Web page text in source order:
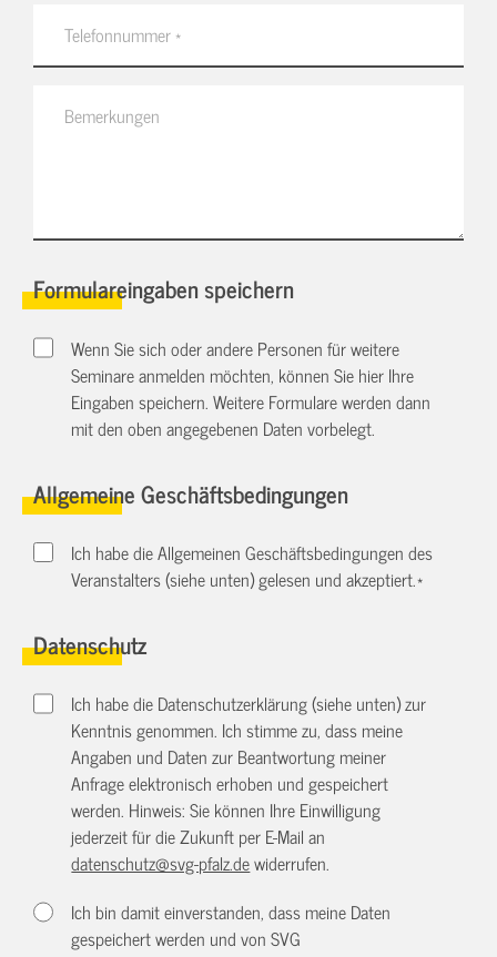
Formulareingaben speichern
Wenn Sie sich oder andere Personen für weitere
Seminare anmelden möchten, können Sie hier Ihre
Eingaben speichern. Weitere Formulare werden dann
mit den oben angegebenen Daten vorbelegt.
Allgemeine Geschäftsbedingungen
Ich habe die Allgemeinen Geschäftsbedingungen des
Veranstalters (siehe unten) gelesen und akzeptiert.*
Datenschutz
Ich habe die Datenschutzerklärung (siehe unten) zur
Kenntnis genommen. Ich stimme zu, dass meine
Angaben und Daten zur Beantwortung meiner
Anfrage elektronisch erhoben und gespeichert
werden. Hinweis: Sie können Ihre Einwilligung
jederzeit für die Zukunft per E-Mail an
datenschutz@svg-pfalz.dewiderrufen.
Ich bin damit einverstanden, dass meine Daten
gespeichert werden und von SVG